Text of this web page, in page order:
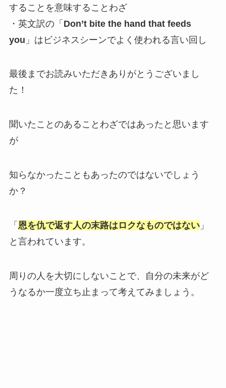
することを意味することわざ
・英文訳の「 Don’t bite the hand that feeds
you 」はビジネスシーンでよく使われる言い回し
最後までお読みいただきありがとうございまし
た！
聞いたことのあることわざではあったと思います
が
知らなかったこともあったのではないでしょう
か？
「 恩を仇で返す人の末路はロクなものではない」
と言われています。
周りの人を大切にしないことで、自分の未来がど
うなるか一度立ち止まって考えてみましょう。